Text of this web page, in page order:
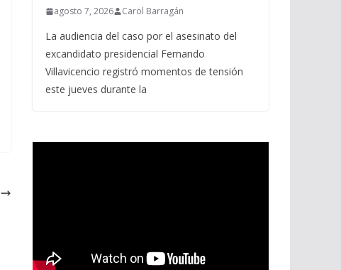
agosto 7, 2026 Carol Barragán
La audiencia del caso por el asesinato del
excandidato presidencial Fernando
Villavicencio registró momentos de tensión
este jueves durante la